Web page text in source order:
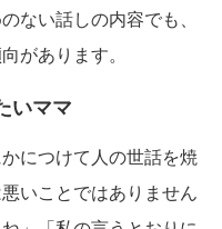
ない話しの内容でも、
があります。
いママ
につけて人の世話を焼
いことではありません